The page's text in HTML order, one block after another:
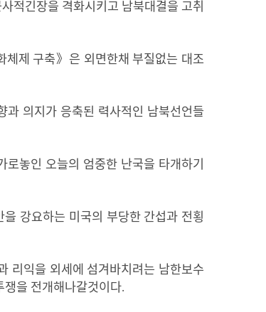
적긴장을 격화시키 고 남북대결을 고취
체제 구축》은 외면한채 부질없는 대조
과 의지가 응축된 력사적인 남북선언들
로놓인 오늘의 엄중한 난국을 타개하기
을 강요하는 미국의 부당한 간섭과 전횡
리익을 외세에 섬겨바치려는 남한보수
쟁을 전개해나갈것이다.